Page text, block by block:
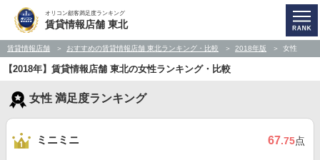
オリコン顧客満足度ランキング
賃貸情報店舗 東北
賃貸情報店舗 おすすめの賃貸情報店舗 東北ランキング・比較 2018年版 女性
【2018年】賃貸情報店舗 東北の女性ランキング・比較
女性 満足度ランキング
ミニミニ 67.75点